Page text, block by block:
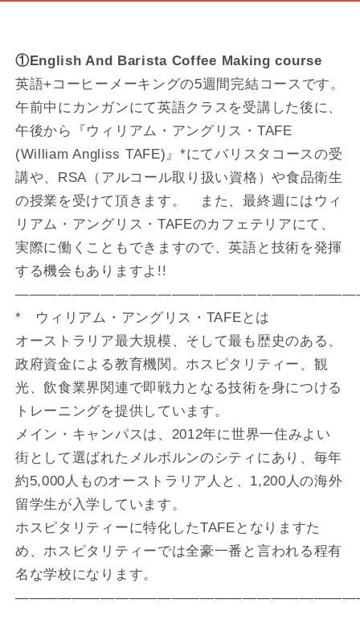
①English And Barista Coffee Making course
英語+コーヒーメーキングの5週間完結コースです。
午前中にカンガンにて英語クラスを受講した後に、
午後から『ウィリアム・アングリス・TAFE
(William Angliss TAFE)』*にてバリスタコースの受
講や、RSA（アルコール取り扱い資格）や食品衛生
の授業を受けて頂きます。 また、最終週にはウィ
リアム・アングリス・TAFEのカフェテリアにて、
実際に働くこともできますので、英語と技術を発揮
する機会もありますよ!!
* ウィリアム・アングリス・TAFEとは
オーストラリア最大規模、そして最も歴史のある、
政府資金による教育機関。ホスピタリティー、観
光、飲食業界関連で即戦力となる技術を身につける
トレーニングを提供しています。
メイン・キャンパスは、2012年に世界一住みよい
街として選ばれたメルボルンのシティにあり、毎年
約5,000人ものオーストラリア人と、1,200人の海外
留学生が入学しています。
ホスピタリティーに特化したTAFEとなりますた
め、ホスピタリティーでは全豪一番と言われる程有
名な学校になります。